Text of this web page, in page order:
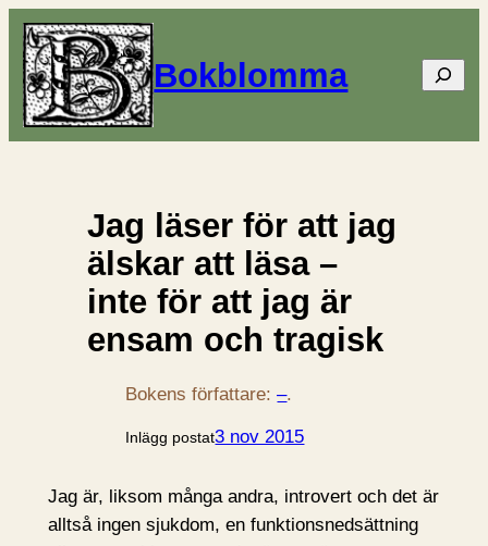
Bokblomma Sök
Jag läser för att jag
älskar att läsa –
inte för att jag är
ensam och tragisk
Bokens författare:–.
Inlägg postat3 nov 2015
Jag är, liksom många andra, introvert och det är
alltså ingen sjukdom, en funktionsnedsättning